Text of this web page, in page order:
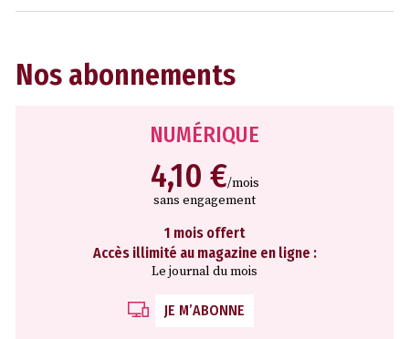
Nos abonnements
NUMÉRIQUE
4,10 €/mois
sans engagement
1 mois offert
Accès illimité au magazine en ligne :
Le journal du mois
JE M’ABONNE